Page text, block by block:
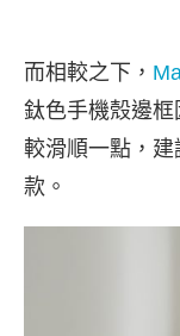
而相較之下，
鈦色手機殼邊
較滑順一點，
款。